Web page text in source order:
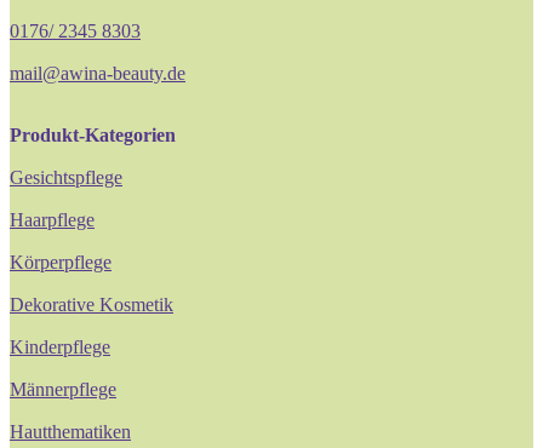
0176/ 2345 8303
mail@awina-beauty.de
Produkt-Kategorien
Gesichtspflege
Haarpflege
Körperpflege
Dekorative Kosmetik
Kinderpflege
Männerpflege
Hautthematiken